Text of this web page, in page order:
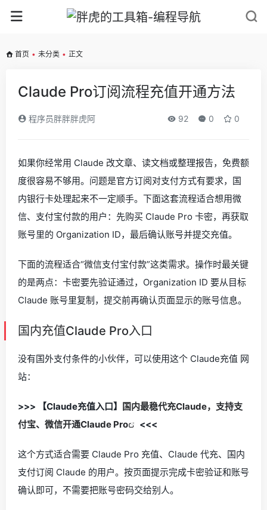
首页 • 未分类 • 正文
Claude Pro订阅流程充值开通方法
程序员胖胖胖虎阿 92 0 0
如果你经常用 Claude 改文章、读文档或整理报告，免费额
度很容易不够用。问题是官方订阅对支付方式有要求，国
内银行卡处理起来不一定顺手。下面这套流程适合想用微
信、支付宝付款的用户：先购买 Claude Pro 卡密，再获取
账号里的 Organization ID，最后确认账号并提交充值。
下面的流程适合“微信支付宝付款”这类需求。操作时最关键
的是两点：卡密要先验证通过，Organization ID 要从目标
Claude 账号里复制，提交前再确认页面显示的账号信息。
国内充值Claude Pro入口
没有国外支付条件的小伙伴，可以使用这个 Claude充值 网
站：
>>> 【Claude充值入口】 国内最稳代充Claude，支持支
付宝、微信开通Claude Pro
<<<
这个方式适合需要 Claude Pro 充值、Claude 代充、国内
支付订阅 Claude 的用户。按页面提示完成卡密验证和账号
确认即可，不需要把账号密码交给别人。